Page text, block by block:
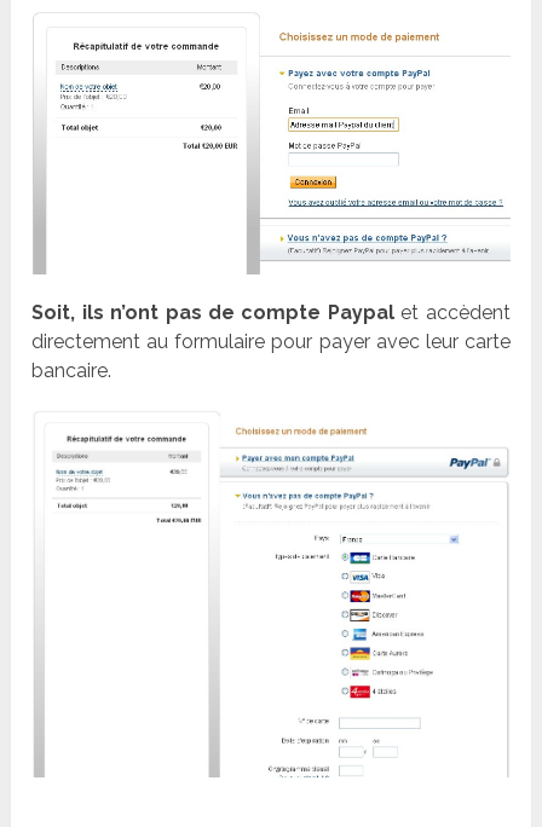
Soit, ils n’ont pas de compte Paypalet accèdent
directement au formulaire pour payer avec leur carte
bancaire.